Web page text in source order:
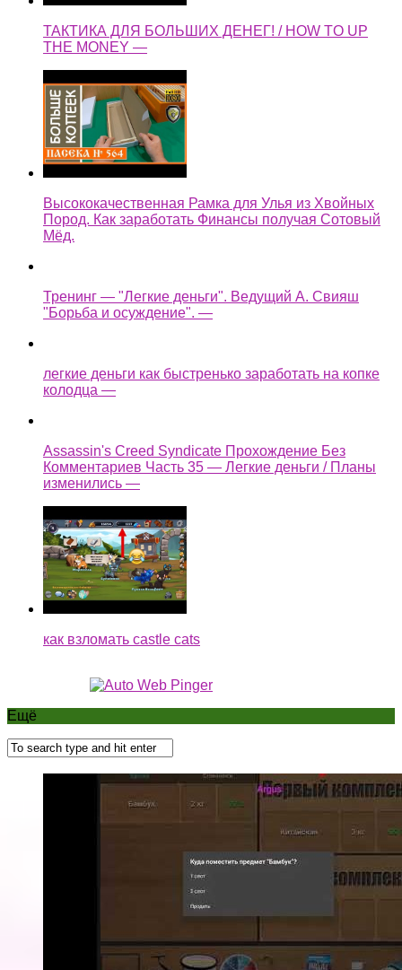
ТАКТИКА ДЛЯ БОЛЬШИХ ДЕНЕГ! / HOW TO UP
THE MONEY —
Высококачественная Рамка для Улья из Хвойных
Пород. Как заработать Финансы получая Сотовый
Мёд.
Тренинг — "Легкие деньги". Ведущий А. Свияш
"Борьба и осуждение". —
легкие деньги как быстренько заработать на копке
колодца —
Assassin's Creed Syndicate Прохождение Без
Комментариев Часть 35 — Легкие деньги / Планы
изменились —
как взломать castle cats
Ещё